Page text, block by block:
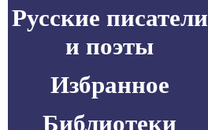
Русские писатели
и поэты
Избранное
Библиотеки